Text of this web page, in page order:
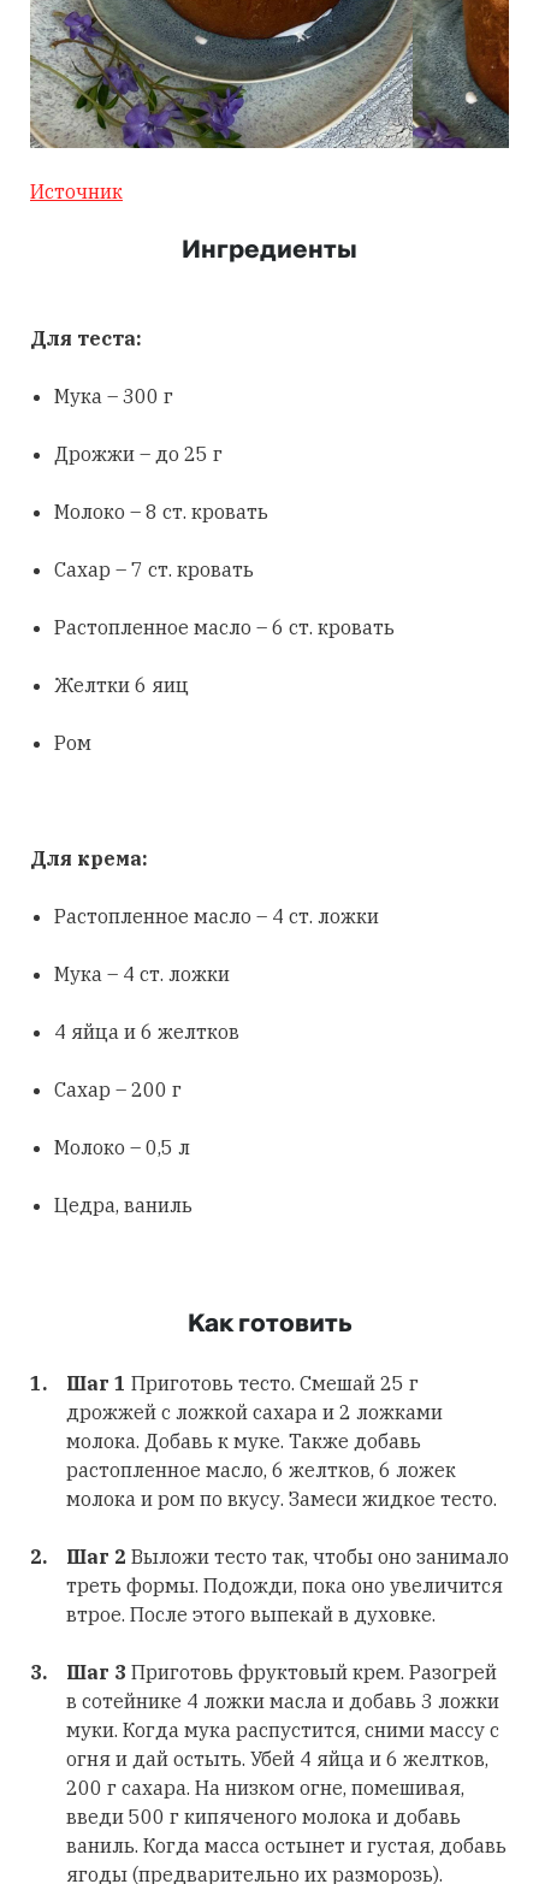
Источник
Ингредиенты
Для теста:
Мука – 300 г
Дрожжи – до 25 г
Молоко – 8 ст. кровать
Сахар – 7 ст. кровать
Растопленное масло – 6 ст. кровать
Желтки 6 яиц
Ром
Для крема:
Растопленное масло – 4 ст. ложки
Мука – 4 ст. ложки
4 яйца и 6 желтков
Сахар – 200 г
Молоко – 0,5 л
Цедра, ваниль
Как готовить
Шаг 1 Приготовь тесто. Смешай 25 г
дрожжей с ложкой сахара и 2 ложками
молока. Добавь к муке. Также добавь
растопленное масло, 6 желтков, 6 ложек
молока и ром по вкусу. Замеси жидкое тесто.
Шаг 2 Выложи тесто так, чтобы оно занимало
треть формы. Подожди, пока оно увеличится
втрое. После этого выпекай в духовке.
Шаг 3 Приготовь фруктовый крем. Разогрей
в сотейнике 4 ложки масла и добавь 3 ложки
муки. Когда мука распустится, сними массу с
огня и дай остыть. Убей 4 яйца и 6 желтков,
200 г сахара. На низком огне, помешивая,
введи 500 г кипяченого молока и добавь
ваниль. Когда масса остынет и густая, добавь
ягоды (предварительно их разморозь).